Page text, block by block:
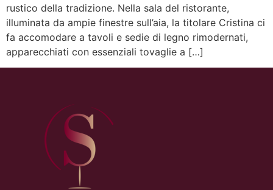
rustico della tradizione. Nella sala del ristorante,
illuminata da ampie finestre sull’aia, la titolare Cristina ci
fa accomodare a tavoli e sedie di legno rimodernati,
apparecchiati con essenziali tovaglie a […]